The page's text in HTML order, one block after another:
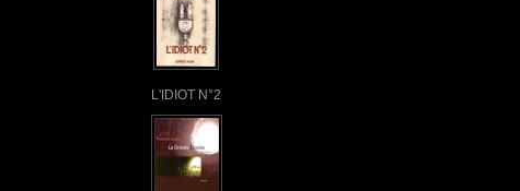
L'IDIOT N°2